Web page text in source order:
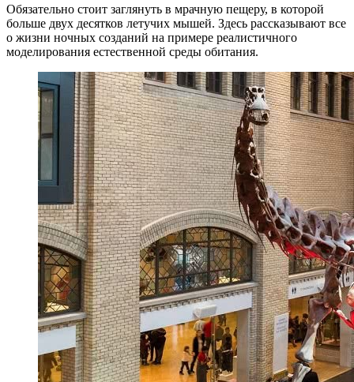
Обязательно стоит заглянуть в мрачную пещеру, в которой
больше двух десятков летучих мышей. Здесь рассказывают все
о жизни ночных созданий на примере реалистичного
моделирования естественной среды обитания.